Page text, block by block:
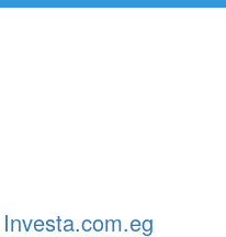
Investa.com.eg